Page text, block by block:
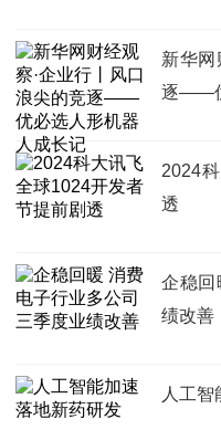
新华网
逐——
2024
透
企稳回
绩改善
人工